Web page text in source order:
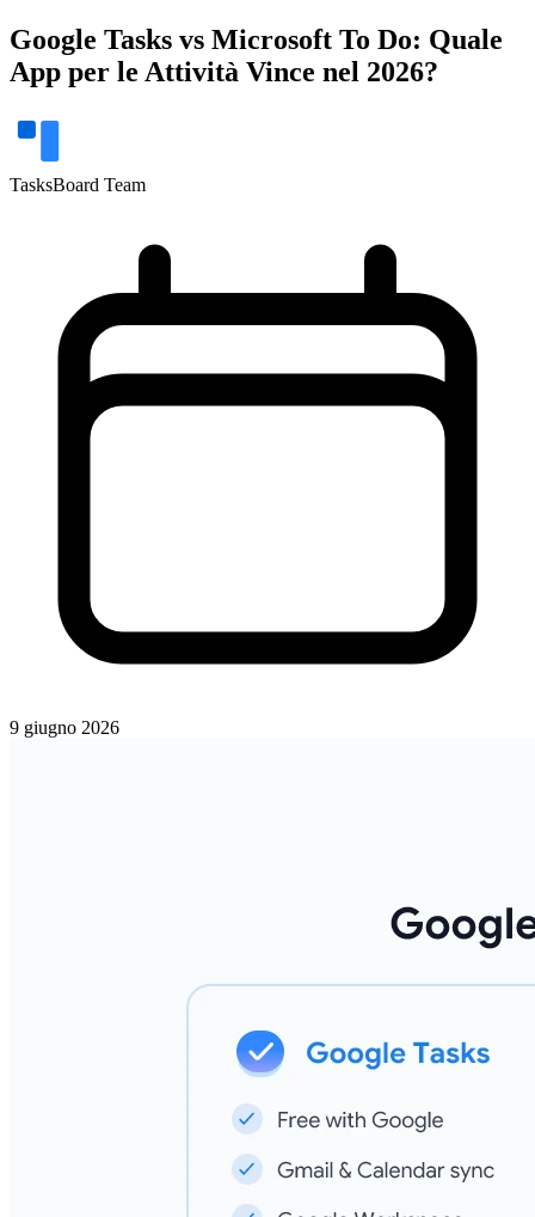
Google Tasks vs Microsoft To Do: Quale
App per le Attività Vince nel 2026?
TasksBoard Team
9 giugno 2026